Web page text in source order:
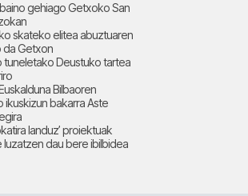
gehiago Getxoko San
skateko elitea abuztuaren
da Getxon
tuneletako Deustuko tartea
Euskalduna Bilbaoren
ikuskizun bakarra Aste
landuz’ proiektuak
luzatzen dau bere ibilbidea